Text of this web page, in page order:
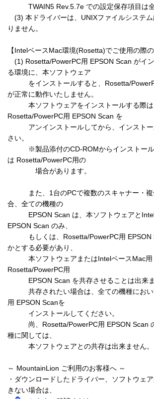
TWAIN5 Rev.5.7e での設定保存項目は全
(3) 本ドライバーは、UNIXファイルシステ
りません。
【IntelベースMac環境(Rosetta)でご使用の際の
(1) Rosetta/PowerPC用 EPSON Scan がイ
る環境に、本ソフトウェア
をインストールすると、Rosetta/
が正常に動作いたしません。
本ソフトウェアをインストールする際は
Rosetta/PowerPC用 EPSON Scan を
アンインストールしてから、インストー
さい。
※製品添付のCD-ROMからインストール
は Rosetta/PowerPC用の
場合があります。
また、1台のPCで複数のスキャナー・複
合、全ての機種の
EPSON Scan は、本ソフトウェアとIntel
EPSON Scan のみ、
もしくは、Rosetta/PowerPC用 EPSON
かとする必要があり、
本ソフトウェアまたはIntelベースMac用
Rosetta/PowerPC用
EPSON Scan を共存させることは出来ま
共存されたい場合は、全ての機種におい
用 EPSON Scanを
インストールしてください。
尚、Rosetta/PowerPC用 EPSON Scan
種に関しては、
本ソフトウェアとの共存は出来ません。
～ MountainLion ご利用のお客様へ ～
・ダウンロードしたドライバー、ソフトウェ
きない場合は、